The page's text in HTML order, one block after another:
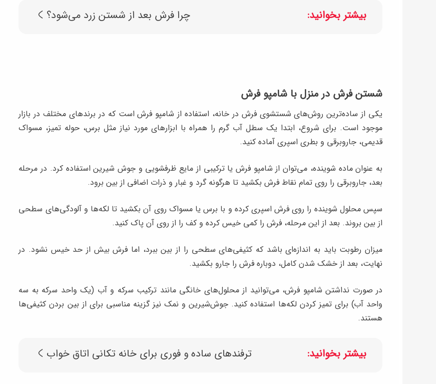
بیشتر بخوانید: چرا فرش بعد از شستن زرد می‌شود؟
شستن فرش در منزل با شامپو فرش
یکی از ساده‌ترین روش‌های شستشوی فرش در خانه، استفاده از شامپو فرش است که در برندهای مختلف در بازار
موجود است. برای شروع، ابتدا یک سطل آب گرم را همراه با ابزارهای مورد نیاز مثل برس، حوله تمیز، مسواک
قدیمی، جاروبرقی و بطری اسپری آماده کنید.
به ‌عنوان ماده شوینده، می‌توان از شامپو فرش یا ترکیبی از مایع ظرفشویی و جوش شیرین استفاده کرد. در مرحله
بعد، جاروبرقی را روی تمام نقاط فرش بکشید تا هرگونه گرد و غبار و ذرات اضافی از بین برود.
سپس محلول شوینده را روی فرش اسپری کرده و با برس یا مسواک روی آن بکشید تا لکه‌ها و آلودگی‌های سطحی
از بین بروند. بعد از این مرحله، فرش را کمی خیس کرده و کف را از روی آن پاک کنید.
میزان رطوبت باید به ‌اندازه‌ای باشد که کثیفی‌های سطحی را از بین ببرد، اما فرش بیش ‌از حد خیس نشود. در
نهایت، بعد از خشک شدن کامل، دوباره فرش را جارو بکشید.
در صورت نداشتن شامپو فرش، می‌توانید از محلول‌های خانگی مانند ترکیب سرکه و آب (یک واحد سرکه به سه
واحد آب) برای تمیز کردن لکه‌ها استفاده کنید. جوش‌شیرین و نمک نیز گزینه مناسبی برای از بین بردن کثیفی‌ها
هستند.
بیشتر بخوانید: ترفندهای ساده و فوری برای خانه تکانی اتاق خواب